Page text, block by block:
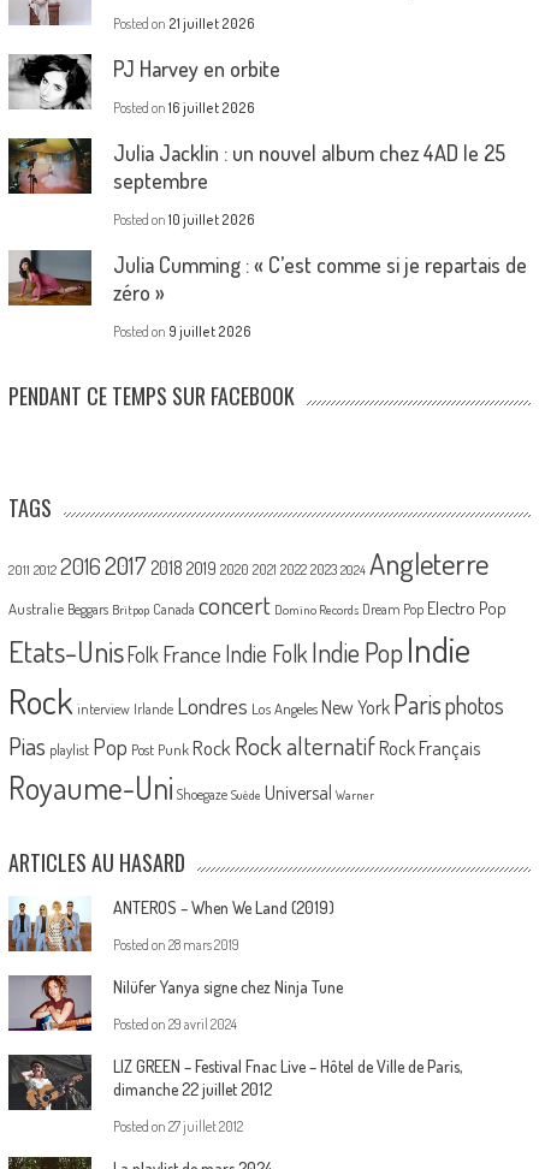
Posted on 21 juillet 2026
PJ Harvey en orbite
Posted on 16 juillet 2026
Julia Jacklin : un nouvel album chez 4AD le 25
septembre
Posted on 10 juillet 2026
Julia Cumming : « C’est comme si je repartais de
zéro »
Posted on 9 juillet 2026
PENDANT CE TEMPS SUR FACEBOOK
TAGS
2011 2012 20162017 2018 2019 2020 2021 2022 2023 2024 Angleterre
Australie Beggars Britpop Canada concert Domino Records Dream Pop Electro Pop
Etats-UnisFolk France Indie FolkIndie PopIndie
Rock interview Irlande Londres Los Angeles New York Parisphotos
Pias playlist Pop Post Punk Rock Rock alternatif Rock Français
Royaume-Uni Shoegaze Suède Universal Warner
ARTICLES AU HASARD
ANTEROS – When We Land (2019)
Posted on 28 mars 2019
Nilüfer Yanya signe chez Ninja Tune
Posted on 29 avril 2024
LIZ GREEN – Festival Fnac Live – Hôtel de Ville de Paris,
dimanche 22 juillet 2012
Posted on 27 juillet 2012